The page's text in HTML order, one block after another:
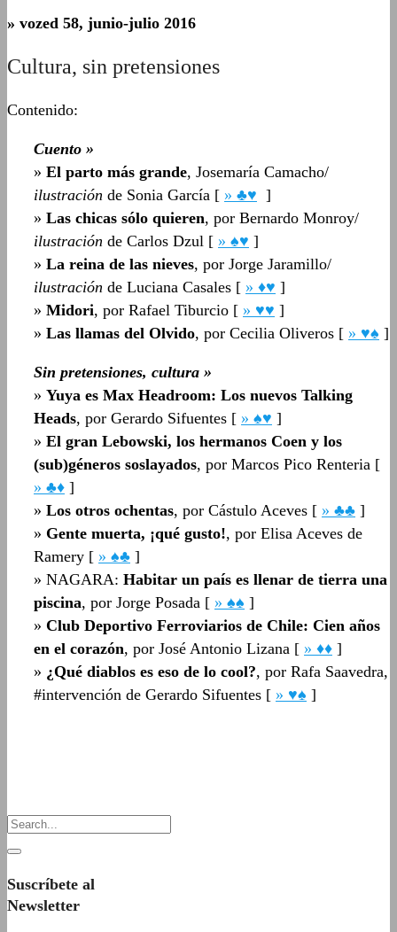
» vozed 58, junio-julio 2016
Cultura, sin pretensiones
Contenido:
Cuento »
» El parto más grande, Josemaría Camacho/
ilustración de Sonia García [ » ♣♥ ]
» Las chicas sólo quieren, por Bernardo Monroy/
ilustración de Carlos Dzul [ » ♠♥ ]
» La reina de las nieves, por Jorge Jaramillo/
ilustración de Luciana Casales [ » ♦♥ ]
» Midori, por Rafael Tiburcio [ » ♥♥ ]
» Las llamas del Olvido, por Cecilia Oliveros [ » ♥♠ ]
Sin pretensiones, cultura »
» Yuya es Max Headroom: Los nuevos Talking
Heads, por Gerardo Sifuentes [ » ♠♥ ]
» El gran Lebowski, los hermanos Coen y los
(sub)géneros soslayados, por Marcos Pico Renteria [
» ♣♦ ]
» Los otros ochentas, por Cástulo Aceves [ » ♣♣ ]
» Gente muerta, ¡qué gusto!, por Elisa Aceves de
Ramery [ » ♠♣ ]
» NAGARA: Habitar un país es llenar de tierra una
piscina, por Jorge Posada [ » ♠♠ ]
» Club Deportivo Ferroviarios de Chile: Cien años
en el corazón, por José Antonio Lizana [ » ♦♦ ]
» ¿Qué diablos es eso de lo cool?, por Rafa Saavedra,
#intervención de Gerardo Sifuentes​​ [ » ♥♠ ]
Suscríbete al
Newsletter